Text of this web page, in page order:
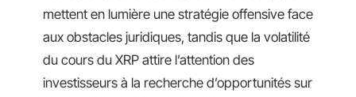
mettent en lumière une stratégie offensive face
aux obstacles juridiques, tandis que la volatilité
du cours du XRP attire l’attention des
investisseurs à la recherche d’opportunités sur